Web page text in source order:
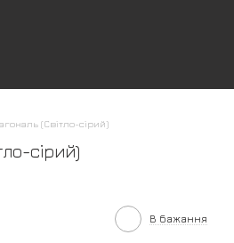
(Світло-сірий)
сірий)
В бажання